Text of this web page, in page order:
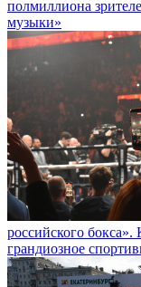
полмиллиона
музыки»
российского
грандиозное